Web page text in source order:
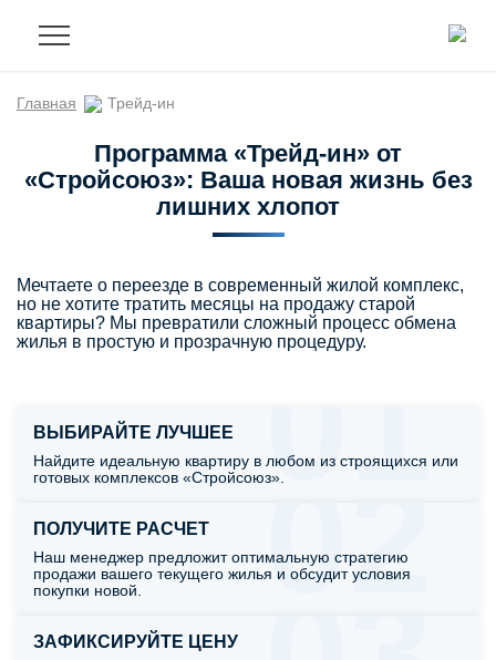
Главная Трейд-ин
Программа «Трейд-ин» от
«Стройсоюз»: Ваша новая жизнь без
лишних хлопот
Мечтаете о переезде в современный жилой комплекс,
но не хотите тратить месяцы на продажу старой
квартиры? Мы превратили сложный процесс обмена
жилья в простую и прозрачную процедуру.
ВЫБИРАЙТЕ ЛУЧШЕЕ
Найдите идеальную квартиру в любом из строящихся или
готовых комплексов «Стройсоюз».01
ПОЛУЧИТЕ РАСЧЕТ
Наш менеджер предложит оптимальную стратегию
продажи вашего текущего жилья и обсудит условия
покупки новой.
02
ЗАФИКСИРУЙТЕ ЦЕНУ